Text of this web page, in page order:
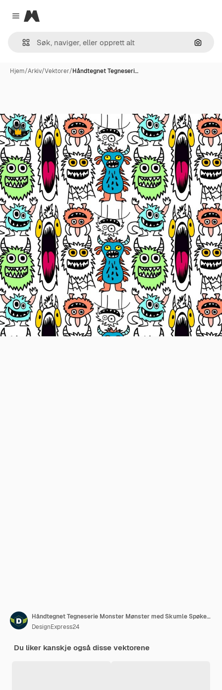
Close menu
Magnific
Søk
Hjem/Arkiv/Vektorer/Håndtegnet Tegneseri…
Premium
Håndtegnet Tegneserie Monster Mønster med Skumle Spøkelsesdoodler
DesignExpress24
Du liker kanskje også disse vektorene